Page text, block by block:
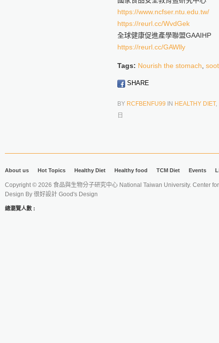
https://www.ncfser.ntu.edu.tw/
https://reurl.cc/WvdGek
全球健康促進產學聯盟GAAIHP
https://reurl.cc/GAWlly
Tags: Nourish the stomach
SHARE
BY RCFBENFU99 IN HEALTHY DIET,
日
About us Hot Topics Healthy Diet Healthy food TCM Diet Events
Copyright © 2026 食品與生物分子研究中心 National Taiwan University. Center
Design By 很好設計 Good's Design
總瀏覽人數 :